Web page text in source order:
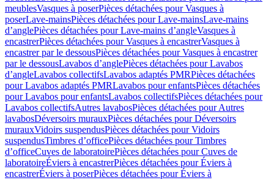
meublesVasques à poserPièces détachées pour Vasques à
poserLave-mainsPièces détachées pour Lave-mainsLave-mains
d’anglePièces détachées pour Lave-mains d’angleVasques à
encastrerPièces détachées pour Vasques à encastrerVasques à
encastrer par le dessousPièces détachées pour Vasques à encastrer
par le dessousLavabos d’anglePièces détachées pour Lavabos
d’angleLavabos collectifsLavabos adaptés PMRPièces détachées
pour Lavabos adaptés PMRLavabos pour enfantsPièces détachées
pour Lavabos pour enfantsLavabos collectifsPièces détachées pour
Lavabos collectifsAutres lavabosPièces détachées pour Autres
lavabosDéversoirs murauxPièces détachées pour Déversoirs
murauxVidoirs suspendusPièces détachées pour Vidoirs
suspendusTimbres dʼofficePièces détachées pour Timbres
dʼofficeCuves de laboratoirePièces détachées pour Cuves de
laboratoireÉviers à encastrerPièces détachées pour Éviers à
encastrerÉviers à poserPièces détachées pour Éviers à